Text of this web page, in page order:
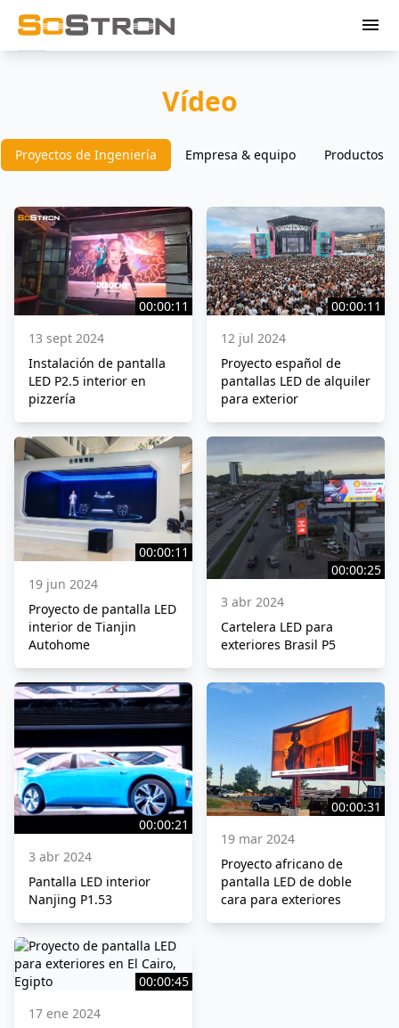
menu
Vídeo
Proyectos de Ingeniería Empresa & equipo Productos
00:00:11
13 sept 2024
Instalación de pantalla
LED P2.5 interior en
pizzería
00:00:11
12 jul 2024
Proyecto español de
pantallas LED de alquiler
para exterior
00:00:11
19 jun 2024
Proyecto de pantalla LED
interior de Tianjin
Autohome
00:00:25
3 abr 2024
Cartelera LED para
exteriores Brasil P5
00:00:21
3 abr 2024
Pantalla LED interior
Nanjing P1.53
00:00:31
19 mar 2024
Proyecto africano de
pantalla LED de doble
cara para exteriores
00:00:45
17 ene 2024